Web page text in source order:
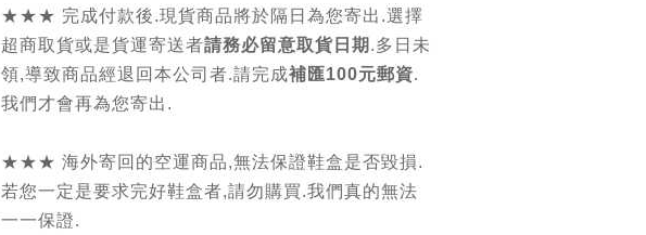
★★★ 完成付款後.現貨商品將於隔日為您寄出.選擇
超商取貨或是貨運寄送者請務必留意取貨日期 .多日未
領,導致商品經退回本公司者.請完成補匯100元郵資.
我們才會再為您寄出.
★★★ 海外寄回的空運商品,無法保證鞋盒是否毀損.
若您一定是要求完好鞋盒者,請勿購買.我們真的無法
一一保證.